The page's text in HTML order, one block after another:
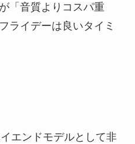
「音質よりコスパ重
ライデーは良いタイミ
エンドモデルとして非